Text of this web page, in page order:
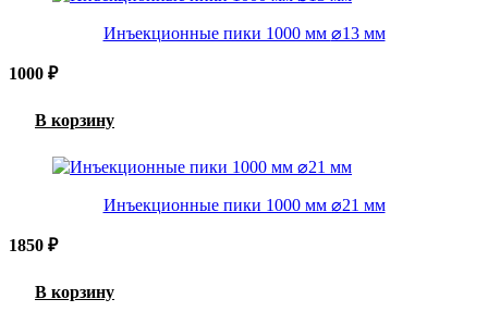
Инъекционные пики 1000 мм ⌀13 мм
1000 ₽
В корзину
Инъекционные пики 1000 мм ⌀21 мм
1850 ₽
В корзину